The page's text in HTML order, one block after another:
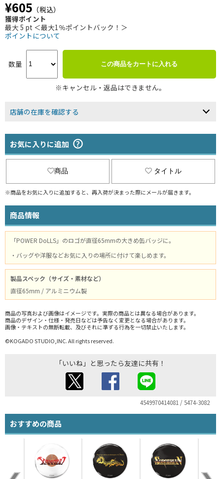
¥605 （税込）
獲得ポイント
最大 5 pt ＜最大1％ポイントバック！＞
ポイントについて
数量 この商品をカートに入れる
※キャンセル・返品はできません。
店舗の在庫を確認する
お気に入りに追加
商品 タイトル
※商品をお気に入りに追加すると、再入荷が決まった際にメールが届きます。
商品情報
「POWER DoLLS」のロゴが直径65mmの大きめ缶バッジに。
・バッグや洋服などお気に入りの場所に付けて楽しめます。
製品スペック（サイズ・素材など）
直径65mm / アルミニウム製
商品の写真および画像はイメージです。実際の商品とは異なる場合があります。
商品のデザイン・仕様・発売日などは予告なく変更となる場合があります。
画像・テキストの無断転載、及びそれに準ずる行為を一切禁止いたします。
©KOGADO STUDIO,INC. All rights reserved.
「いいね」と思ったら友達に共有！
4549970414081 / 5474-3082
おすすめの商品